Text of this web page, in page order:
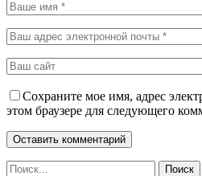
Сохраните мое имя, адрес
этом браузере для следующего